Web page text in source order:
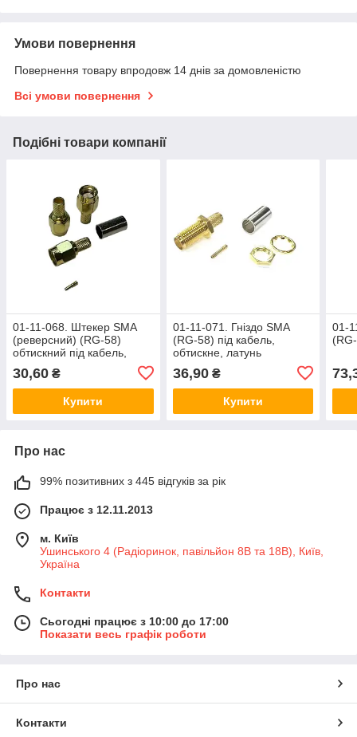
Умови повернення
Повернення товару впродовж 14 днів за домовленістю
Всі умови повернення
Подібні товари компанії
01-11-068. Штекер SMA
(реверсний) (RG-58)
обтискний під кабель,
30,60 ₴
Купити
01-11-071. Гніздо SMA
(RG-58) під кабель,
обтискне, латунь
36,90₴
Купити
01-
Про нас
99% позитивних з 445 відгуків за рік
Працює з 12.11.2013
м. Київ
Ушинського 4 (Радіоринок, павільйон 8В та 18В), Київ,
Україна
Контакти
Сьогодні працює з 10:00 до 17:00
Показати весь графік роботи
Про нас
Контакти